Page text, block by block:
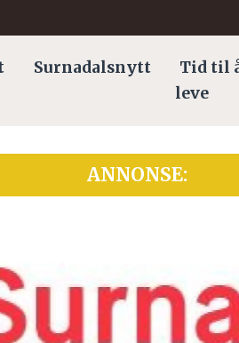
Surnadalsnytt
Tid til
leve
ANNONSE: